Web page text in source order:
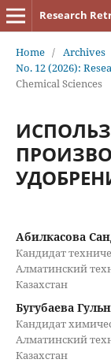
Research
Home / Archives
No. 12 (2026):
Chemical Sciences
Абилкасова
Кандидат
Алматинский
Казахстан
Бугубаева
Кандидат
Алматинский
Казахстан